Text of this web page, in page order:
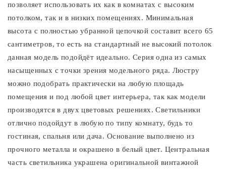
позволяет использовать их как в комнатах с высоким
потолком, так и в низких помещениях. Минимальная
высота с полностью убранной цепочкой составит всего 65
сантиметров, то есть на стандартный не высокий потолок
данная модель подойдёт идеально. Серия одна из самых
насыщенных с точки зрения модельного ряда. Люстру
можно подобрать практически на любую площадь
помещения и под любой цвет интерьера, так как модели
производятся в двух цветовых решениях. Светильники
отлично подойдут в любую по типу комнату, будь то
гостиная, спальня или дача. Основание выполнено из
прочного металла и окрашено в белый цвет. Центральная
часть светильника украшена оригинальной винтажной